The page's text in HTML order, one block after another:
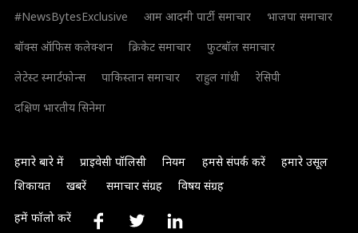
#NewsBytesExclusive
आम आदमी पार्टी समाचार
भाजपा समाचार
बॉक्स ऑफिस कलेक्शन
क्रिकेट समाचार
फुटबॉल समाचार
लेटेस्ट स्मार्टफोन्स
पाकिस्तान समाचार राहुल गांधी
रेसिपी
दक्षिण भारतीय सिनेमा
हमारे बारे में प्राइवेसी पॉलिसी नियम हमसे संपर्क करें
हमारे उसूल
शिकायत
खबरें समाचार संग्रह विषय संग्रह
हमें फॉलो करें